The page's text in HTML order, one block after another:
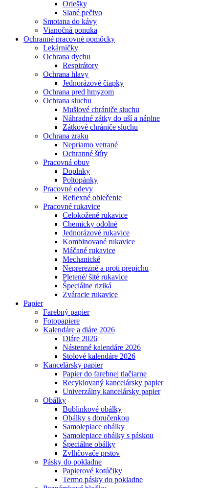
Oriešky
Slané pečivo
Smotana do kávy
Vianočná ponuka
Ochranné pracovné pomôcky
Lekárničky
Ochrana dychu
Respirátory
Ochrana hlavy
Jednorázové čiapky
Ochrana pred hmyzom
Ochrana sluchu
Mušlové chrániče sluchu
Náhradné zátky do uší a náplne
Zátkové chrániče sluchu
Ochrana zraku
Nepriamo vetrané
Ochranné štíty
Pracovná obuv
Doplnky
Poltopánky
Pracovné odevy
Reflexné oblečenie
Pracovné rukavice
Celokožené rukavice
Chemicky odolné
Jednorázové rukavice
Kombinované rukavice
Máčané rukavice
Mechanické
Neprerezné a proti prepichu
Pletené/ šité rukavice
Špeciálne riziká
Zváracie rukavice
Papier
Farebný papier
Fotopapiere
Kalendáre a diáre 2026
Diáre 2026
Nástenné kalendáre 2026
Stolové kalendáre 2026
Kancelársky papier
Papier do farebnej tlačiarne
Recyklovaný kancelársky papier
Univerzálny kancelársky papier
Obálky
Bublinkové obálky
Obálky s doručenkou
Samolepiace obálky
Samolepiace obálky s páskou
Špeciálne obálky
Zvlhčovače prstov
Pásky do pokladne
Papierové kotúčiky
Termo pásky do pokladne